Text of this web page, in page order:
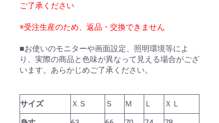
ご了承ください
※受注生産のため、返品・交換できません
■お使いのモニターや画面設定、照明環境等によ
り、実際の商品と色味が異なって見える場合がござ
います。あらかじめご了承ください。
サイズ ＸＳ Ｓ Ｍ Ｌ ＸＬ